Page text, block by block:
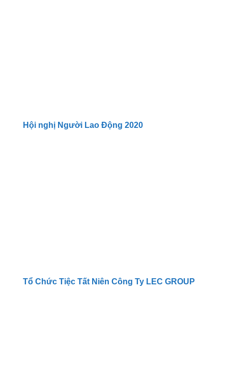
Hội nghị Người Lao Động 2020
Tổ Chức Tiệc Tất Niên Công Ty LEC GROUP